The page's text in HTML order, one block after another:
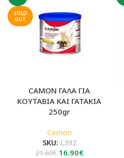
SOLD
OUT
CAMON ΓΑΛΑ ΓΙΑ
ΚΟΥΤΑΒΙΑ ΚΑΙ ΓΑΤΑΚΙΑ
250gr
Camon
SKU: L392
21.60€ Original
16.90€Η